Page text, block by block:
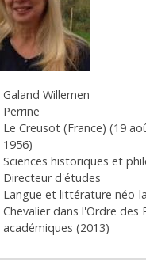
Galand Willemen
Perrine
Le Creusot (France) (19
1956)
Sciences historiques et
Directeur d'études
Langue et littérature néo-
Chevalier dans l'Ordre des
académiques (2013)